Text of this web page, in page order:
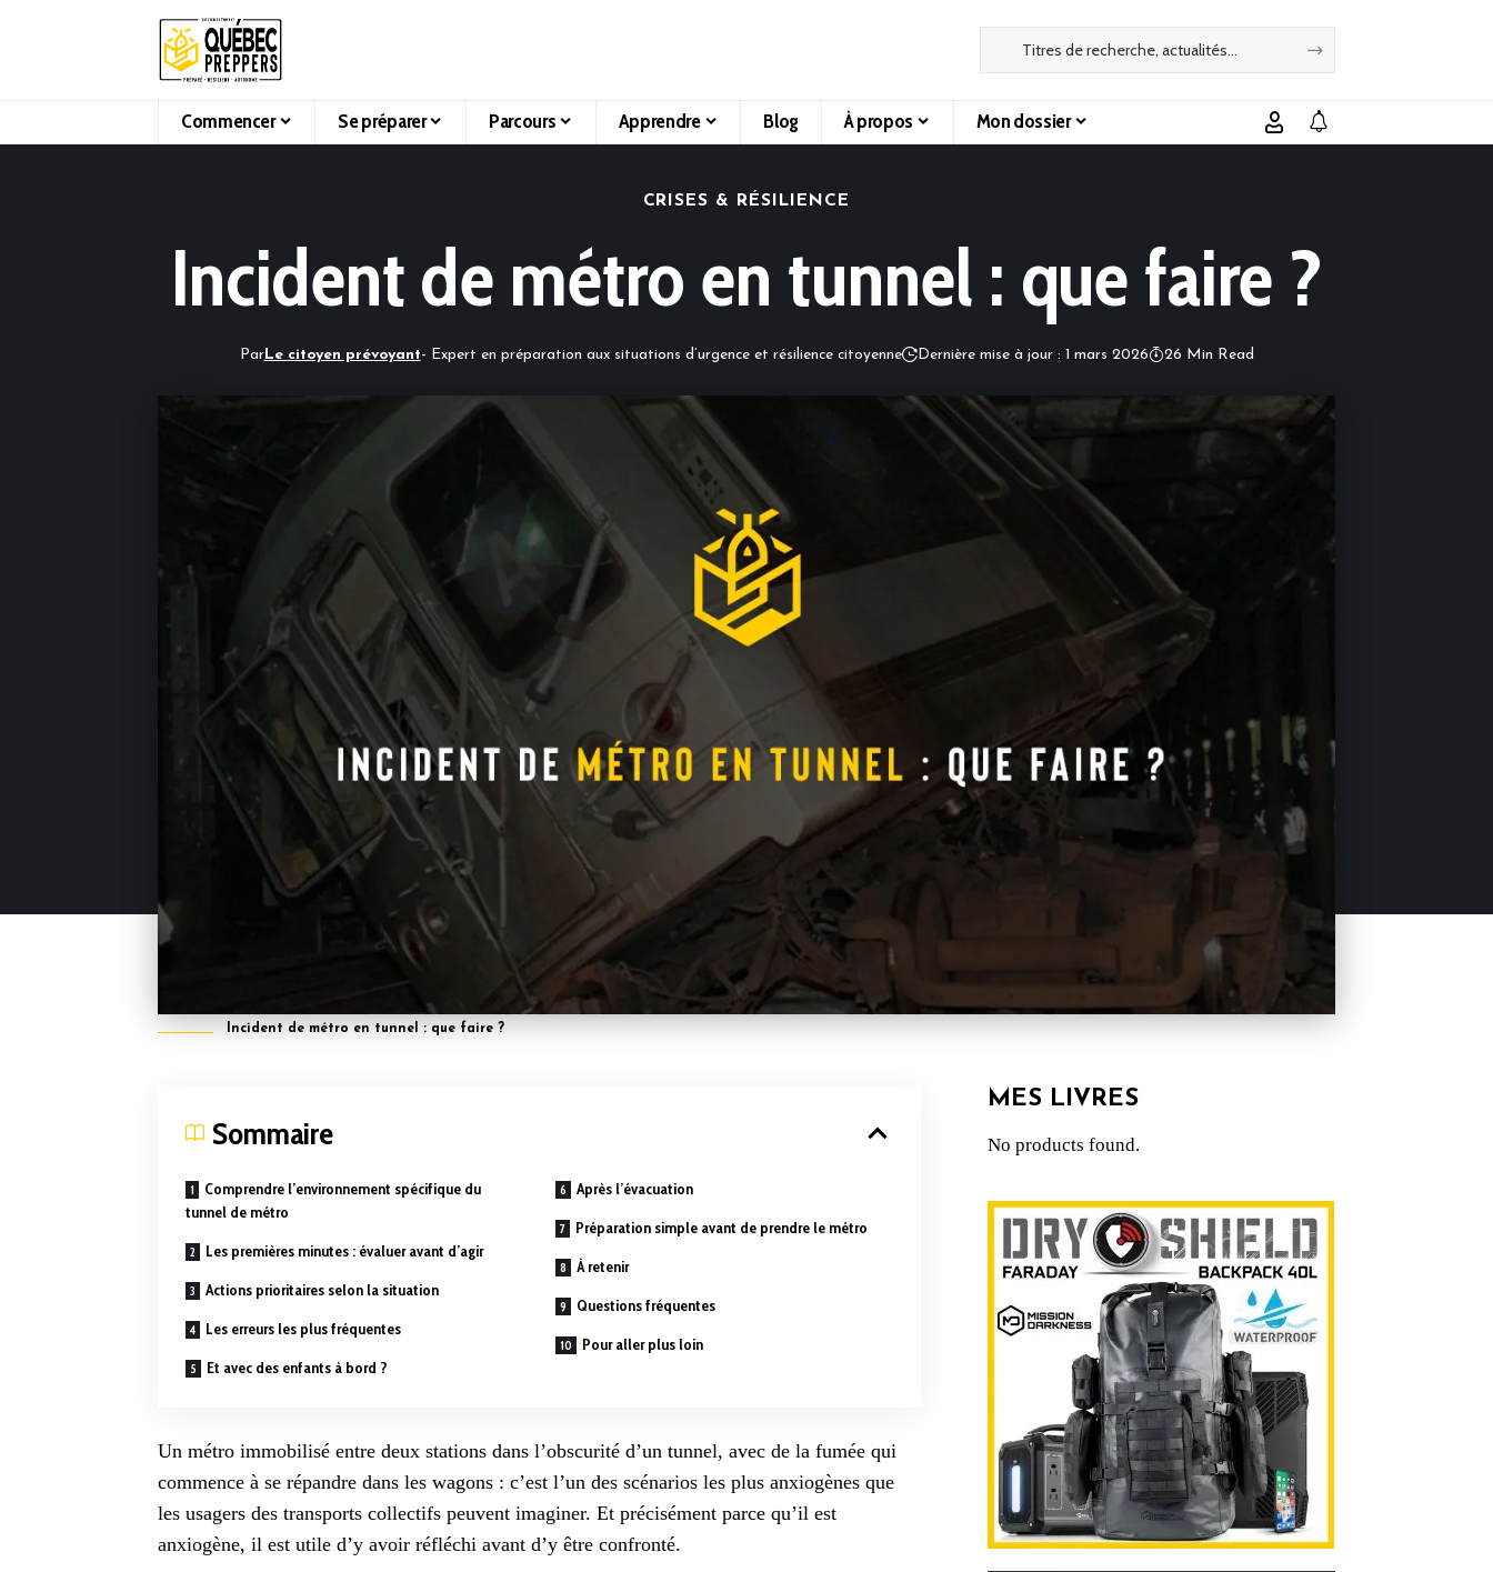
Commencer Se préparer Parcours Apprendre Blog À propos Mon dossier
CRISES & RÉSILIENCE
Incident de métro en tunnel : que faire ?
ParLe citoyen prévoyant- Expert en préparation aux situations d’urgence et résilience citoyenne Dernière mise à jour : 1 mars 2026 26 Min Read
Incident de métro en tunnel : que faire ?
Sommaire
Comprendre l’environnement spécifique du
tunnel de métro
Les premières minutes : évaluer avant d’agir
Actions prioritaires selon la situation
Les erreurs les plus fréquentes
Et avec des enfants à bord ?
Après l’évacuation
Préparation simple avant de prendre le métro
À retenir
Questions fréquentes
Pour aller plus loin
Un métro immobilisé entre deux stations dans l’obscurité d’un tunnel, avec de la fumée qui
commence à se répandre dans les wagons : c’est l’un des scénarios les plus anxiogènes que
les usagers des transports collectifs peuvent imaginer. Et précisément parce qu’il est
anxiogène, il est utile d’y avoir réfléchi avant d’y être confronté.
MES LIVRES
No products found.